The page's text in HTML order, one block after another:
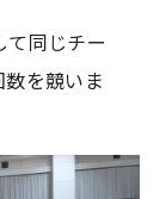
て同じチー
を競いま